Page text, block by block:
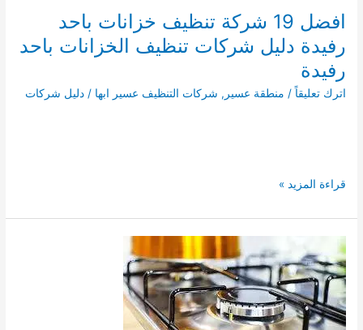
تنظيف
خزانات
بالمجاردة
دليل
غسيل
الخزانات
افضل 19 شركة تنظيف خزانات باحد
رفيدة دليل شركات تنظيف الخزانات باحد
رفيدة
اترك تعليقاً / منطقة عسير , شركات التنظيف عسير ابها /دليل شركات
افضل
شركة
تنظيف
خزانات
باحد
رفيدة
دليل
شركات
قراءة المزيد »